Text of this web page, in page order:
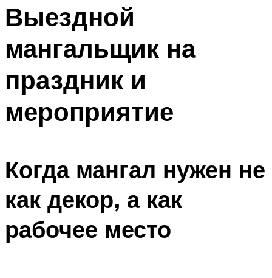
Выездной
мангальщик на
праздник и
мероприятие
Когда мангал нужен не
как декор, а как
рабочее место